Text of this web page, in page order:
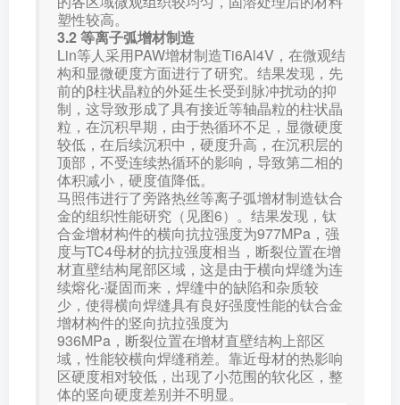
塑性较高。
3.2 等离子弧增材制造
Lin等人采用PAW增材制造Ti6Al4V，在微观结
构和显微硬度方面进行了研究。结果发现，先
前的β柱状晶粒的外延生长受到脉冲扰动的抑
制，这导致形成了具有接近等轴晶粒的柱状晶
粒，在沉积早期，由于热循环不足，显微硬度
较低，在后续沉积中，硬度升高，在沉积层的
顶部，不受连续热循环的影响，导致第二相的
体积减小，硬度值降低。
马照伟进行了旁路热丝等离子弧增材制造钛合
金的组织性能研究（见图6）。结果发现，钛
合金增材构件的横向抗拉强度为977MPa，强
度与TC4母材的抗拉强度相当，断裂位置在增
材直壁结构尾部区域，这是由于横向焊缝为连
续熔化-凝固而来，焊缝中的缺陷和杂质较
少，使得横向焊缝具有良好强度性能的钛合金
增材构件的竖向抗拉强度为
936MPa，断裂位置在增材直壁结构上部区
域，性能较横向焊缝稍差。靠近母材的热影响
区硬度相对较低，出现了小范围的软化区，整
体的竖向硬度差别并不明显。